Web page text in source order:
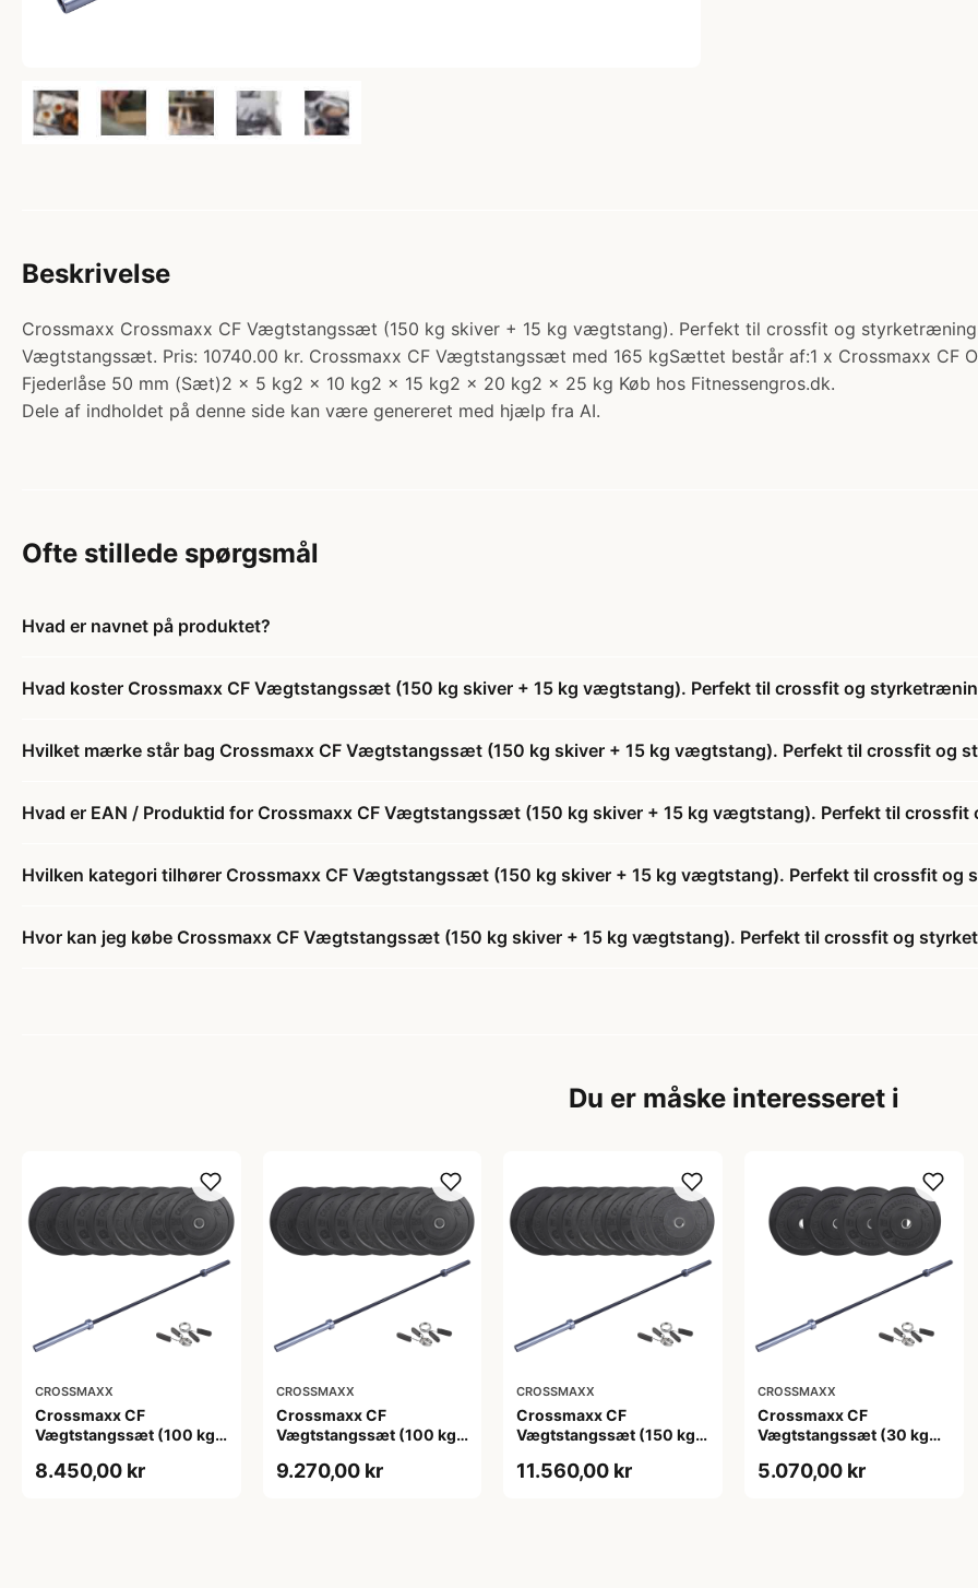
Beskrivelse
Crossmaxx Crossmaxx CF Vægtstangssæt (150 kg skiver + 15 kg vægtstang). Perfekt til crossfit og
Vægtstangssæt. Pris: 10740.00 kr. Crossmaxx CF Vægtstangssæt med 165 kgSættet består af:1 x Crossmaxx CF
Fjederlåse 50 mm (Sæt)2 x 5 kg2 x 10 kg2 x 15 kg2 x 20 kg2 x 25 kg Køb hos Fitnessengros.dk.
Dele af indholdet på denne side kan være genereret med hjælp fra AI.
Ofte stillede spørgsmål
Hvad er navnet på produktet?
Hvad koster Crossmaxx CF Vægtstangssæt (150 kg skiver + 15 kg vægtstang). Perfekt til crossfit og
Hvilket mærke står bag Crossmaxx CF Vægtstangssæt (150 kg skiver + 15 kg vægtstang). Perfekt til crossfit og
Hvad er EAN / Produktid for Crossmaxx CF Vægtstangssæt (150 kg skiver + 15 kg vægtstang). Perfekt til
Hvilken kategori tilhører Crossmaxx CF Vægtstangssæt (150 kg skiver + 15 kg vægtstang). Perfekt til crossfit og
Hvor kan jeg købe Crossmaxx CF Vægtstangssæt (150 kg skiver + 15 kg vægtstang). Perfekt til crossfit og
Du er måske interesseret i
CROSSMAXX
Crossmaxx CF
Vægtstangssæt (100 kg
vægtstang). Perfekt til
8.450,00 kr
CROSSMAXX
Crossmaxx CF
Vægtstangssæt (100 kg
vægtstang). Perfekt til
9.270,00 kr
CROSSMAXX
Crossmaxx CF
Vægtstangssæt (150 kg
vægtstang). Perfekt til
11.560,00 kr
CROSSMAXX
Crossmaxx CF
Vægtstangssæt (30 kg
vægtstang). Perfekt til
5.070,00 kr